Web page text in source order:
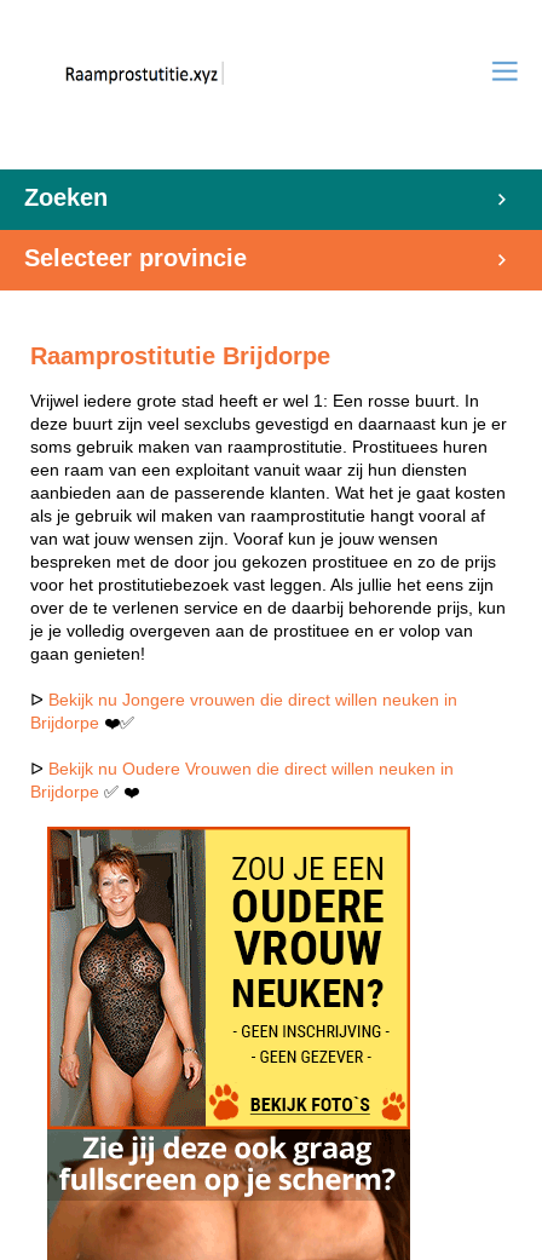
Zoeken
Selecteer provincie
Raamprostitutie Brijdorpe
Vrijwel iedere grote stad heeft er wel 1: Een rosse buurt. In
deze buurt zijn veel sexclubs gevestigd en daarnaast kun je er
soms gebruik maken van raamprostitutie. Prostituees huren
een raam van een exploitant vanuit waar zij hun diensten
aanbieden aan de passerende klanten. Wat het je gaat kosten
als je gebruik wil maken van raamprostitutie hangt vooral af
van wat jouw wensen zijn. Vooraf kun je jouw wensen
bespreken met de door jou gekozen prostituee en zo de prijs
voor het prostitutiebezoek vast leggen. Als jullie het eens zijn
over de te verlenen service en de daarbij behorende prijs, kun
je je volledig overgeven aan de prostituee en er volop van
gaan genieten!
ᐅ Bekijk nu Jongere vrouwen die direct willen neuken in
Brijdorpe ❤️✅
ᐅ Bekijk nu Oudere Vrouwen die direct willen neuken in
Brijdorpe ✅ ❤️